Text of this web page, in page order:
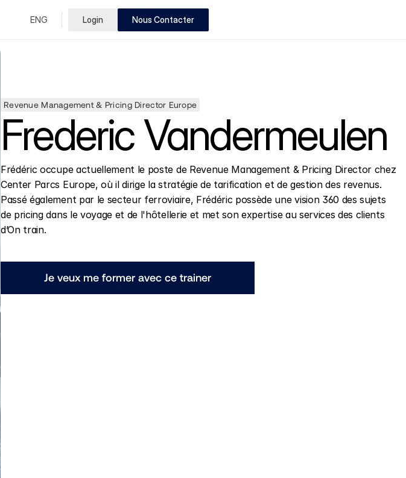
Select Language
French
ENG Login Nous Contacter
Revenue Management & Pricing Director Europe
Frederic Vandermeulen
Frédéric occupe actuellement le poste de Revenue Management & Pricing Director chez
Center Parcs Europe, où il dirige la stratégie de tarification et de gestion des revenus.
Passé également par le secteur ferroviaire, Frédéric possède une vision 360 des sujets
de pricing dans le voyage et de l'hôtellerie et met son expertise au services des clients
d’On train.
Je veux me former avec ce trainer